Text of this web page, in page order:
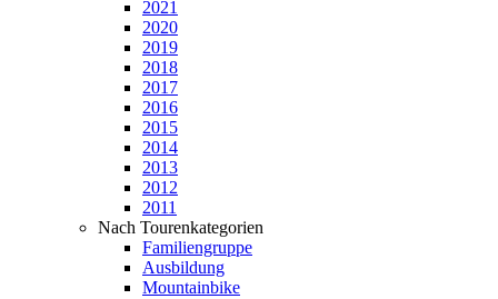
2021
2020
2019
2018
2017
2016
2015
2014
2013
2012
2011
Nach Tourenkategorien
Familiengruppe
Ausbildung
Mountainbike